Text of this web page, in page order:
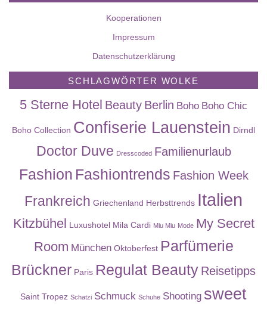
Kooperationen
Impressum
Datenschutzerklärung
SCHLAGWÖRTER WOLKE
5 Sterne Hotel Beauty Berlin Boho Boho Chic
Boho Collection Confiserie Lauenstein Dirndl
Doctor Duve Dresscoded Familienurlaub
Fashion Fashiontrends Fashion Week
Frankreich Griechenland Herbsttrends Italien
Kitzbühel Luxushotel Mila Cardi Miu Miu Mode My Secret
Room München Oktoberfest Parfümerie
Brückner Paris Regulat Beauty Reisetipps
Saint Tropez Schatzi Schmuck Schuhe Shooting sweet